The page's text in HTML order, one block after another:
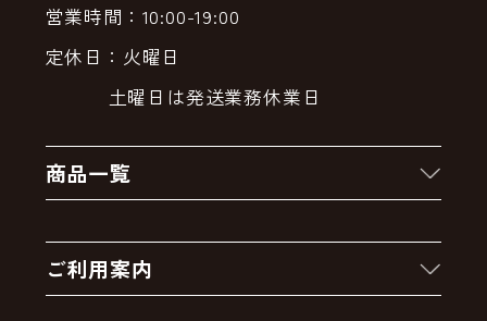
営業時間：10:00-19:00
定休日：火曜日
土曜日は発送業務休業日
商品一覧
クーポン
ご利用案内